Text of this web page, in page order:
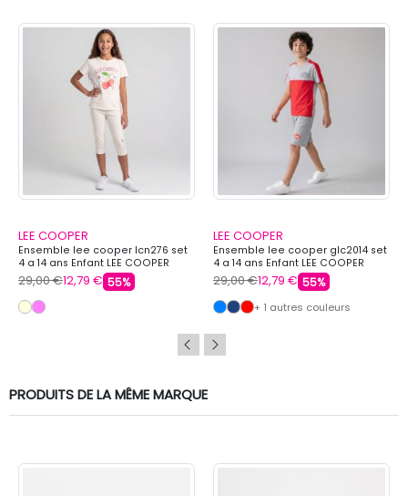
LEE COOPER
Ensemble lee cooper lcn276 set
4 a 14 ans Enfant LEE COOPER
29,00 €12,79 € 55%
LEE COOPER
Ensemble lee cooper glc2014 set
4 a 14 ans Enfant LEE COOPER
29,00 €12,79 € 55%
+ 1 autres couleurs
PRODUITS DE LA MÊME MARQUE